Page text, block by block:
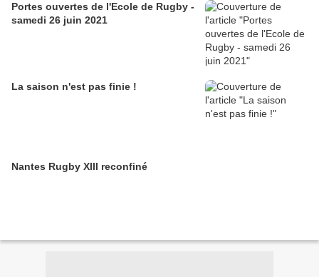
Portes ouvertes de l'Ecole de Rugby -
samedi 26 juin 2021
La saison n'est pas finie !
Nantes Rugby XIII reconfiné